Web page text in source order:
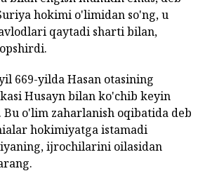
hokimi o'limidan so'ng, u
qaytadi sharti bilan,
669-yilda Hasan otasining
Husayn bilan ko'chib keyin
o'lim zaharlanish oqibatida deb
hokimiyatga istamadi
ijrochilarini oilasidan